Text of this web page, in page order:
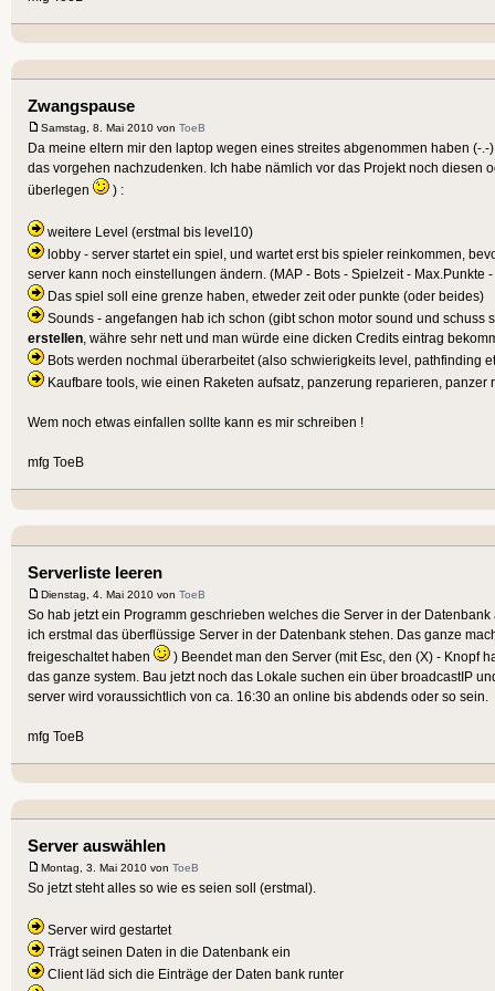
Zwangspause
Samstag, 8. Mai 2010 von ToeB
Da meine eltern mir den laptop wegen eines streites abgenommen haben (-
das vorgehen nachzudenken. Ich habe nämlich vor das Projekt noch diesen
überlegen
) :
weitere Level (erstmal bis level10)
lobby - server startet ein spiel, und wartet erst bis spieler reinkommen,
server kann noch einstellungen ändern. (MAP - Bots - Spielzeit - Max.Punkte -
Das spiel soll eine grenze haben, etweder zeit oder punkte (oder beides)
Sounds - angefangen hab ich schon (gibt schon motor sound und
erstellen , währe sehr nett und man würde eine dicken Credits eintrag
Bots werden nochmal überarbeitet (also schwierigkeits level, pathfinding
Kaufbare tools, wie einen Raketen aufsatz, panzerung reparieren,
Wem noch etwas einfallen sollte kann es mir schreiben !
mfg ToeB
Serverliste leeren
Dienstag, 4. Mai 2010 von ToeB
So hab jetzt ein Programm geschrieben welches die Server in der
ich erstmal das überflüssige Server in der Datenbank stehen. Das ganze
freigeschaltet haben
) Beendet man den Server (mit Esc, den (X) - Knopf
das ganze system. Bau jetzt noch das Lokale suchen ein über broadcastIP
server wird voraussichtlich von ca. 16:30 an online bis abdends oder so sein.
mfg ToeB
Server auswählen
Montag, 3. Mai 2010 von ToeB
So jetzt steht alles so wie es seien soll (erstmal).
Server wird gestartet
Trägt seinen Daten in die Datenbank ein
Client läd sich die Einträge der Daten bank runter